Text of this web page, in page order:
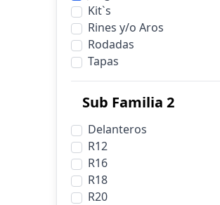
Kit`s
Rines y/o Aros
Rodadas
Tapas
Sub Familia 2
Delanteros
R12
R16
R18
R20